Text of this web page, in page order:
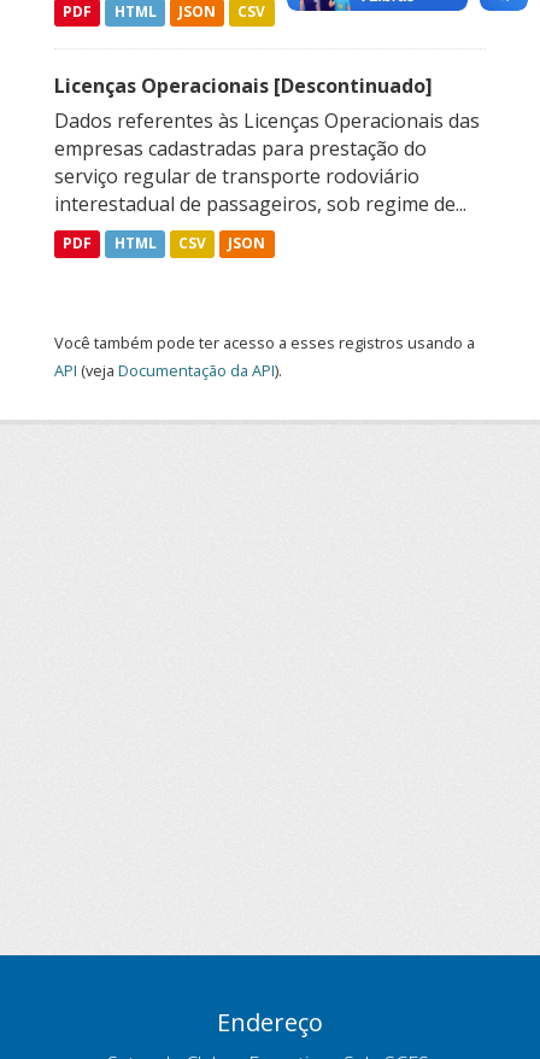
PDF HTML JSON CSV
Licenças Operacionais [Descontinuado]
Dados referentes às Licenças Operacionais das
empresas cadastradas para prestação do
serviço regular de transporte rodoviário
interestadual de passageiros, sob regime de...
PDF HTML CSV JSON
Você também pode ter acesso a esses registros usando a
API (veja Documentação da API).
Endereço